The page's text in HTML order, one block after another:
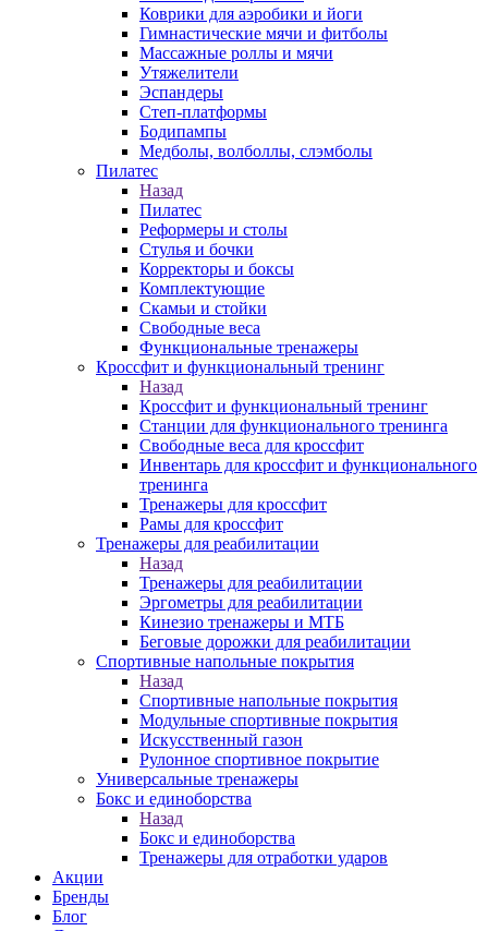
Коврики для аэробики и йоги
Гимнастические мячи и фитболы
Массажные роллы и мячи
Утяжелители
Эспандеры
Степ-платформы
Бодипампы
Медболы, волболлы, слэмболы
Пилатес
Назад
Пилатес
Реформеры и столы
Стулья и бочки
Корректоры и боксы
Комплектующие
Скамьи и стойки
Свободные веса
Функциональные тренажеры
Кроссфит и функциональный тренинг
Назад
Кроссфит и функциональный тренинг
Станции для функционального тренинга
Свободные веса для кроссфит
Инвентарь для кроссфит и функционального
тренинга
Тренажеры для кроссфит
Рамы для кроссфит
Тренажеры для реабилитации
Назад
Тренажеры для реабилитации
Эргометры для реабилитации
Кинезио тренажеры и МТБ
Беговые дорожки для реабилитации
Спортивные напольные покрытия
Назад
Спортивные напольные покрытия
Модульные спортивные покрытия
Искусственный газон
Рулонное спортивное покрытие
Универсальные тренажеры
Бокс и единоборства
Назад
Бокс и единоборства
Тренажеры для отработки ударов
Акции
Бренды
Блог